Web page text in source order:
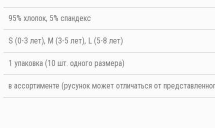
95% хлопок, 5% спандекс
S (0-3 лет), M (3-5 лет), L (5-8 лет)
1 упаковка (10 шт. одного размера)
в ассортименте (русунок может отличаться от